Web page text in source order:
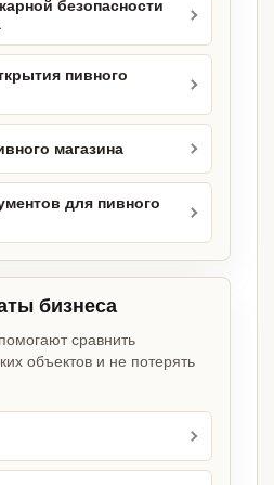
безопасности
пивного
магазина
для пивного
бизнеса
сравнить
объектов и не потерять